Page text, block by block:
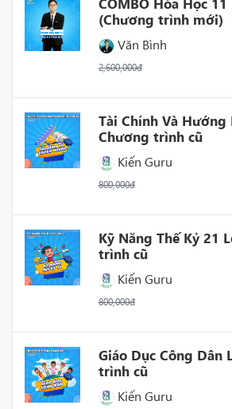
(Chương trình mới)
Văn Bình
2,600,000đ
Tài Chính Và
Chương trình cũ
Kiến Guru
800,000đ
Kỹ Năng Thế Kỷ 21
trình cũ
Kiến Guru
800,000đ
Giáo Dục Công Dân
trình cũ
Kiến Guru